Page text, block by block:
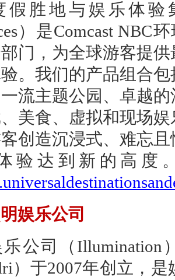
假胜地与娱乐体验
）是Comcast NBC
门，为全球游客提
。我们的产品组合
流主题公园、卓越
美食、虚拟和现场
创造沉浸式、难忘
验达到新的高度
娱乐公司
公司（Illumination
）于2007年创立，